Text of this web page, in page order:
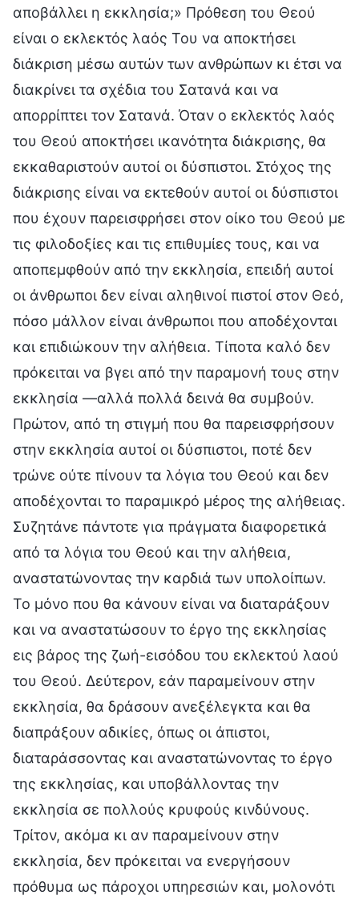
αποβάλλει η εκκλησία;» Πρόθεση του Θεού
είναι ο εκλεκτός λαός Του να αποκτήσει
διάκριση μέσω αυτών των ανθρώπων κι έτσι να
διακρίνει τα σχέδια του Σατανά και να
απορρίπτει τον Σατανά. Όταν ο εκλεκτός λαός
του Θεού αποκτήσει ικανότητα διάκρισης, θα
εκκαθαριστούν αυτοί οι δύσπιστοι. Στόχος της
διάκρισης είναι να εκτεθούν αυτοί οι δύσπιστοι
που έχουν παρεισφρήσει στον οίκο του Θεού με
τις φιλοδοξίες και τις επιθυμίες τους, και να
αποπεμφθούν από την εκκλησία, επειδή αυτοί
οι άνθρωποι δεν είναι αληθινοί πιστοί στον Θεό,
πόσο μάλλον είναι άνθρωποι που αποδέχονται
και επιδιώκουν την αλήθεια. Τίποτα καλό δεν
πρόκειται να βγει από την παραμονή τους στην
εκκλησία —αλλά πολλά δεινά θα συμβούν.
Πρώτον, από τη στιγμή που θα παρεισφρήσουν
στην εκκλησία αυτοί οι δύσπιστοι, ποτέ δεν
τρώνε ούτε πίνουν τα λόγια του Θεού και δεν
αποδέχονται το παραμικρό μέρος της αλήθειας.
Συζητάνε πάντοτε για πράγματα διαφορετικά
από τα λόγια του Θεού και την αλήθεια,
αναστατώνοντας την καρδιά των υπολοίπων.
Το μόνο που θα κάνουν είναι να διαταράξουν
και να αναστατώσουν το έργο της εκκλησίας
εις βάρος της ζωή-εισόδου του εκλεκτού λαού
του Θεού. Δεύτερον, εάν παραμείνουν στην
εκκλησία, θα δράσουν ανεξέλεγκτα και θα
διαπράξουν αδικίες, όπως οι άπιστοι,
διαταράσσοντας και αναστατώνοντας το έργο
της εκκλησίας, και υποβάλλοντας την
εκκλησία σε πολλούς κρυφούς κινδύνους.
Τρίτον, ακόμα κι αν παραμείνουν στην
εκκλησία, δεν πρόκειται να ενεργήσουν
πρόθυμα ως πάροχοι υπηρεσιών και, μολονότι